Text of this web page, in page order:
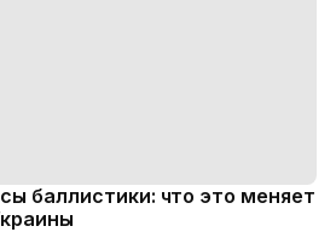
баллистики: что это меняет